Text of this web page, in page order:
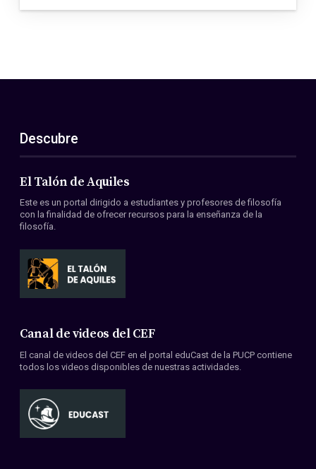
Descubre
El Talón de Aquiles
Este es un portal dirigido a estudiantes y profesores de filosofía
con la finalidad de ofrecer recursos para la enseñanza de la
filosofía.
Canal de videos del CEF
El canal de videos del CEF en el portal eduCast de la PUCP contiene
todos los videos disponibles de nuestras actividades.